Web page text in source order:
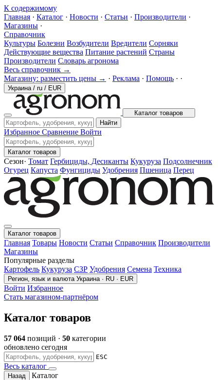
К содержимому
Главная · Каталог · Новости · Статьи · Производители ·
Магазины ·
Справочник
Культуры Болезни Возбудители Вредители Сорняки
Действующие вещества Питание растений Страны
Производители Словарь агронома
Весь справочник →
Магазину: разместить цены → · Реклама · Помощь · ·
Украина / ru / EUR
Каталог товаров
Найти
Избранное Сравнение Войти
Каталог товаров
Сезон· Томат Гербициды, Десиканты Кукуруза Подсолнечник
Огурец Капуста Фунгициды Удобрения Пшеница Перец
Каталог товаров
Главная Товары Новости Статьи Справочник Производители
Магазины
Популярные разделы
Картофель Кукуруза СЗР Удобрения Семена Техника
Регион, язык и валюта Украина · RU · EUR
Войти Избранное
Стать магазином-партнёром
Каталог товаров
57 064 позиций · 50 категории
обновлено сегодня
ESC
Весь каталог
Назад
Каталог